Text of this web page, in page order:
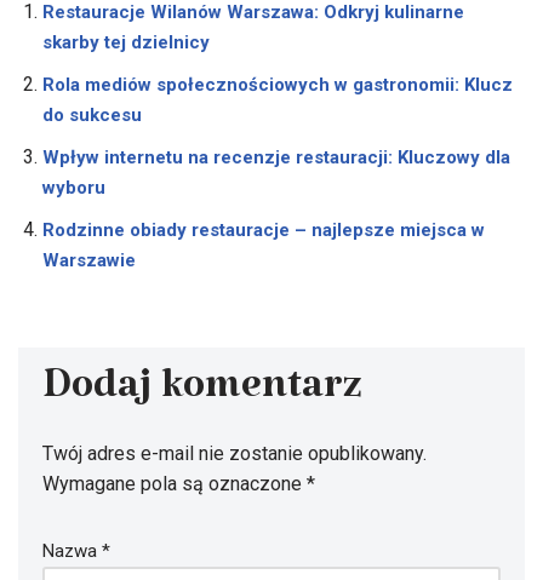
Restauracje Wilanów Warszawa: Odkryj kulinarne
skarby tej dzielnicy
Rola mediów społecznościowych w gastronomii: Klucz
do sukcesu
Wpływ internetu na recenzje restauracji: Kluczowy dla
wyboru
Rodzinne obiady restauracje – najlepsze miejsca w
Warszawie
Dodaj komentarz
Twój adres e-mail nie zostanie opublikowany.
Wymagane pola są oznaczone *
Nazwa *